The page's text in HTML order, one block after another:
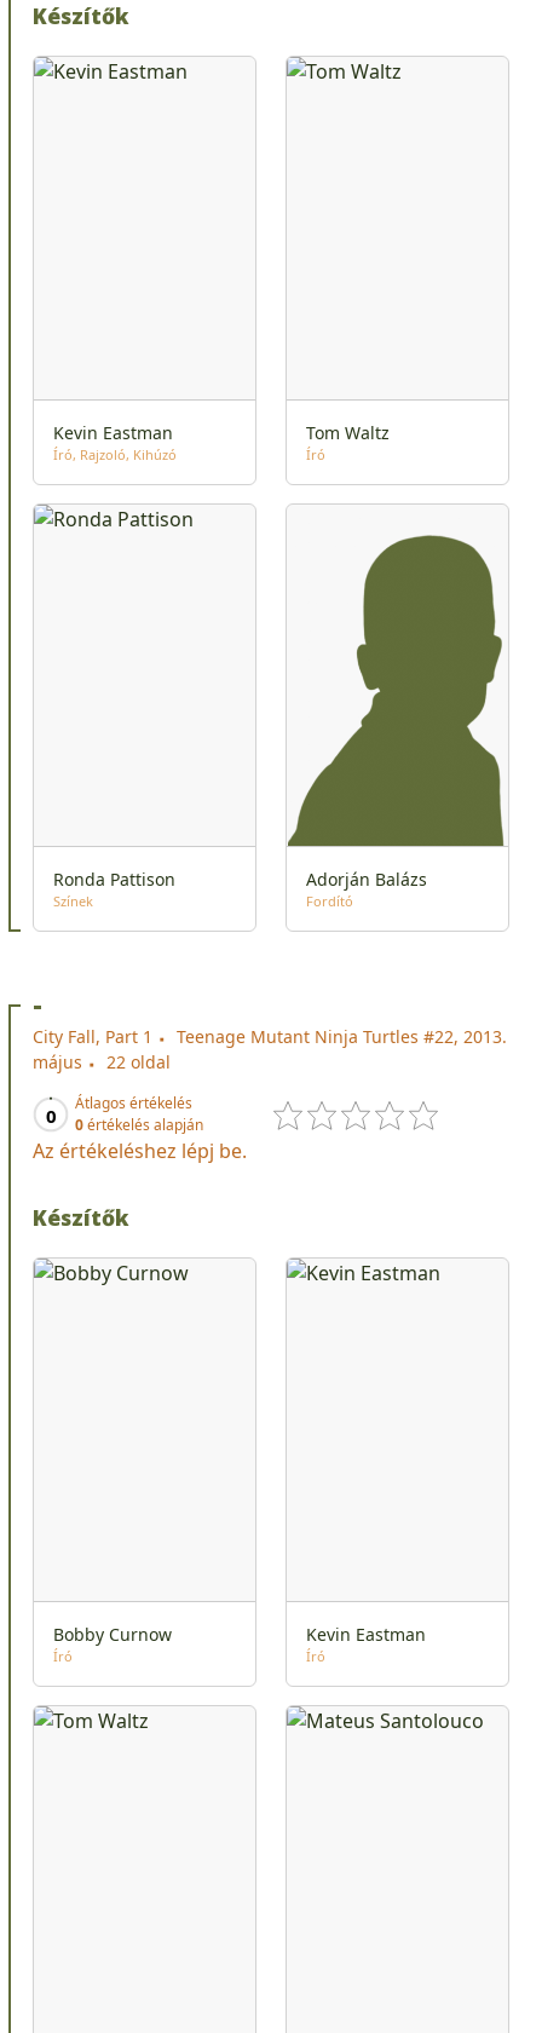
Készítők
Kevin Eastman
Író Rajzoló Kihúzó
Tom Waltz
Író
Ronda Pattison
Színek
Adorján Balázs
Fordító
-
City Fall, Part 1
Teenage Mutant Ninja Turtles #22, 2013.
május
22 oldal
0
Átlagos értékelés
0értékelés alapján
Az értékeléshez lépj be.
Készítők
Bobby Curnow
Író
Kevin Eastman
Író